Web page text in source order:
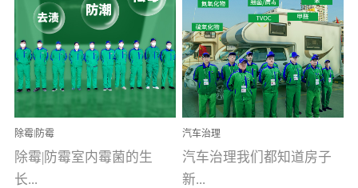
空气污染净化治理）工业
文明的进步，创造了多姿
多彩的家居产品和生活情
调，但也带来了以甲醛为
首的室内...
用行业公认奥维牌消毒
液，具备杀死人体冠状病
毒的功效，杀菌率
99.99%。相对于传统消毒
液来说，无...
除霉|防霉
除霉|防霉室内霉菌的生
长...
汽车治理
汽车治理我们都知道房子
新...